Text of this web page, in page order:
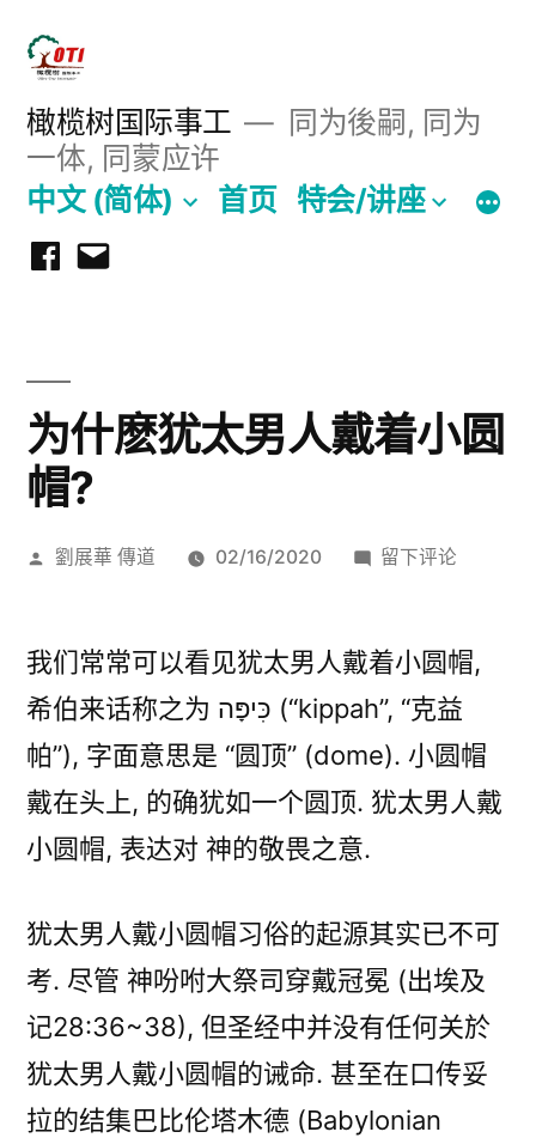
橄榄树国际事工
同为後嗣, 同为
一体, 同蒙应许
中文 (简体)
首页 特会/讲座
Facebook
Email
为什麽犹太男人戴着小圆
帽?
发
劉展華 傳道 02/16/2020
于
麽
太
男
人
圆
留下评论
我们常常可以看见犹太男人戴着小圆帽,
希伯来话称之为 כִּיפָּה (“kippah”, “克益
帕”), 字面意思是 “圆顶” (dome). 小圆帽
戴在头上, 的确犹如一个圆顶. 犹太男人戴
小圆帽, 表达对 神的敬畏之意.
犹太男人戴小圆帽习俗的起源其实已不可
考. 尽管 神吩咐大祭司穿戴冠冕 (出埃及
记28:36~38), 但圣经中并没有任何关於
犹太男人戴小圆帽的诫命. 甚至在口传妥
拉的结集巴比伦塔木德 (Babylonian